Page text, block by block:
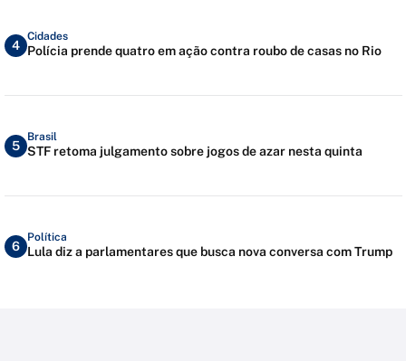
4
Cidades
Polícia prende quatro em ação contra roubo de casas no Rio
5
Brasil
STF retoma julgamento sobre jogos de azar nesta quinta
6
Política
Lula diz a parlamentares que busca nova conversa com Trump